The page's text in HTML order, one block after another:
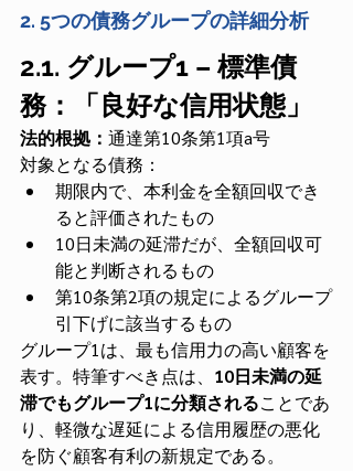
2. 5つの債務グループの詳細分析
2.1. グループ1 – 標準債
務：「良好な信用状態」
法的根拠： 通達第10条第1項a号
対象となる債務：
期限内で、本利金を全額回収でき
ると評価されたもの
10日未満の延滞だが、全額回収可
能と判断されるもの
第10条第2項の規定によるグループ
引下げに該当するもの
グループ1は、最も信用力の高い顧客を
表す。特筆すべき点は、 10日未満の延
滞でもグループ1に分類されることであ
り、軽微な遅延による信用履歴の悪化
を防ぐ顧客有利の新規定である。